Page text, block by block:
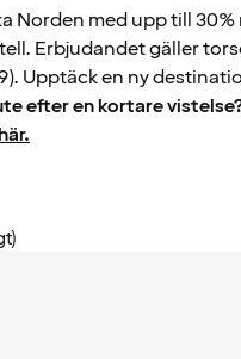
Norden med upp till
Erbjudandet gäller
Upptäck en ny
efter en kortare